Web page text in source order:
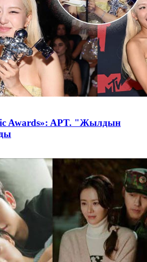
Awards»: APT. "Жылдын